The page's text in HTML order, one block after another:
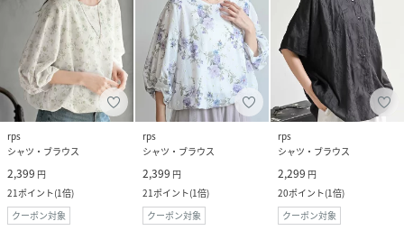
rps
シャツ・ブラウス
2,399 円
21ポイント(1倍)
クーポン対象
rps
シャツ・ブラウス
2,399 円
21ポイント(1倍)
クーポン対象
rps
シャツ・ブラウス
2,299 円
20ポイント(1倍)
クーポン対象